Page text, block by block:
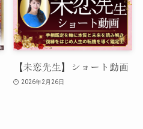
【未恋先生】ショート動画
2026年2月26日